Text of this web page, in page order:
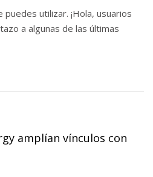
¡Hola, usuarios
amplían vínculos con